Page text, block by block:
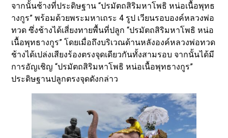
จากนั้นช้างที่ประดิษฐาน “ปรมัตถสิริมหาโพธิ หน่อเนื้อพุทธ
างกูร” พร้อมด้วยพระมหาเถระ 4 รูป เวียนรอบองค์หลวงพ่อ
ทวด ซึ่งช้างได้เสี่ยงทายพื้นที่ปลูก “ปรมัตถสิริมหาโพธิ หน่อ
เนื้อพุทธางกูร” โดยเมื่อถึงบริเวณด้านหลังองค์หลวงพ่อทวด
ช้างได้เปล่งเสียงร้องตรงจุดเดียวกันทั้งสามรอบ จากนั้นได้มี
การอัญเชิญ “ปรมัตถสิริมหาโพธิ หน่อเนื้อพุทธางกูร”
ประดิษฐานปลูกตรงจุดดังกล่าว